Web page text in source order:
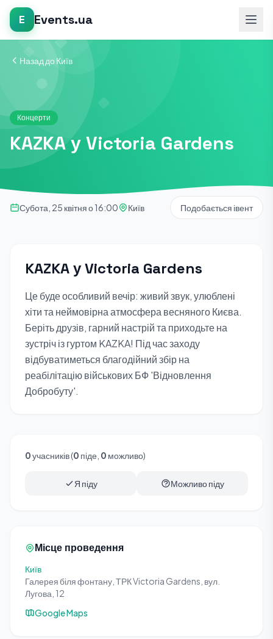
E Events.ua
Назад до Київ
Концерти
KAZKA у Victoria Gardens
Субота, 25 квітня о 16:00 Київ Подобається івент
KAZKA у Victoria Gardens
Це буде особливий вечір: живий звук, улюблені
хіти та неймовірна атмосфера весняного Києва.
Беріть друзів, гарний настрій та приходьте на
зустріч із гуртом KAZKA! Під час заходу
відбуватиметься благодійний збір на
реабілітацію військових БФ 'Відновлення
Добробуту'.
0учасників (0 піде, 0 можливо)
Я піду Можливо піду
Місце проведення
Київ
Галерея біля фонтану, ТРК Victoria Gardens, вул.
Лугова, 12
Google Maps